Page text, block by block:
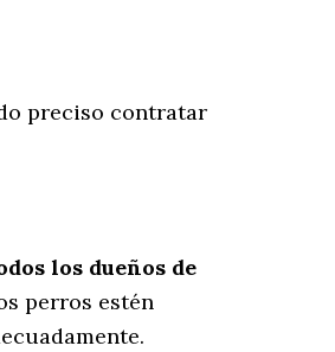
preciso contratar
los dueños de
perros estén